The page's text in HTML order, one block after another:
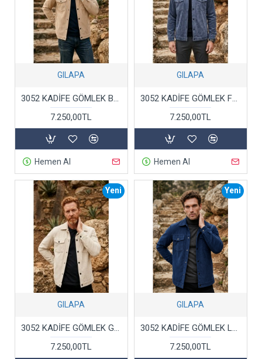
GILAPA
3052 KADİFE GÖMLEK BEJ
7.250,00TL
Hemen Al
GILAPA
3052 KADİFE GÖMLEK FÜME
7.250,00TL
Hemen Al
Yeni
GILAPA
3052 KADİFE GÖMLEK GRİ
7.250,00TL
Yeni
GILAPA
3052 KADİFE GÖMLEK LACİVERT
7.250,00TL